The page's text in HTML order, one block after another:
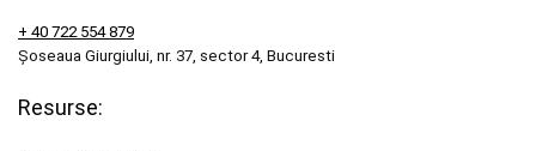
+ 40 722 554 879
Șoseaua Giurgiului, nr. 37, sector 4, Bucuresti
Resurse: